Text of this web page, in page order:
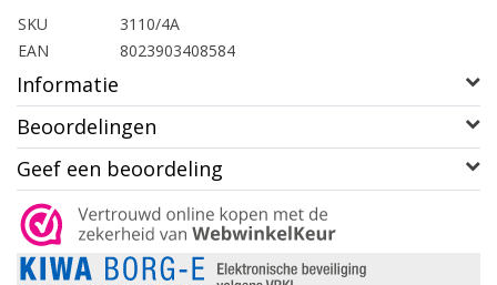
SKU
3110/4A
EAN
8023903408584
Informatie
Beoordelingen
Geef een beoordeling